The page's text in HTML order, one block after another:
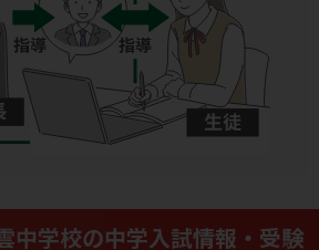
中学校の中学入試情報・受験